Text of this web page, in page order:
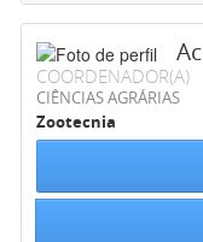
COORDENADOR(A)
CIÊNCIAS AGRÁRIAS
Zootecnia